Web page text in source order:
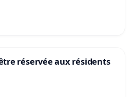
réservée aux résidents